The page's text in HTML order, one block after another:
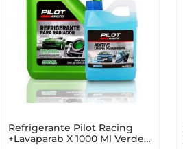
Refrigerante Pilot Racing
+Lavaparab X 1000 Ml Verde